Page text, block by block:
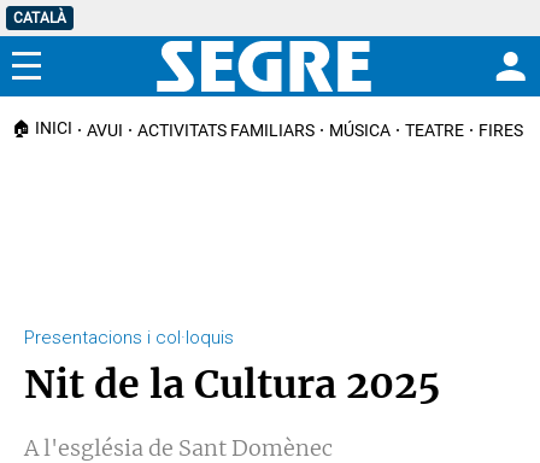
CATALÀ
Menú
🏠 INICI AVUI ACTIVITATS FAMILIARS MÚSICA TEATRE FIRES I
Presentacions i col·loquis
Nit de la Cultura 2025
A l'església de Sant Domènec